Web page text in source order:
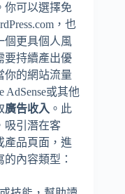
你可以選擇免
，也
個更具個人風
要持續產出優
你的網站流量
或其他
廣告收入 。此
吸引潛在客
產品頁面，進
內容類型：